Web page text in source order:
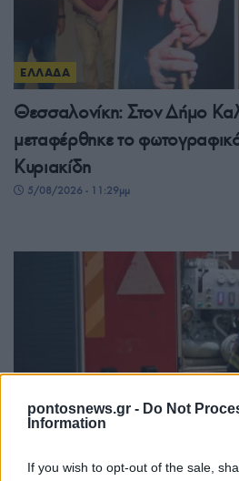
pontosnews.gr - Do Not
Information
If you wish to opt-out of the sale,
ΕΛΛΑΔΑ
Θεσσαλονίκη: Στον Δήμο
μεταφέρθηκε το
Κυριακίδη
5/08/2026 - 11:29μμ
ΕΛΛΑΔΑ
Πυροσβεστική: Τρεις